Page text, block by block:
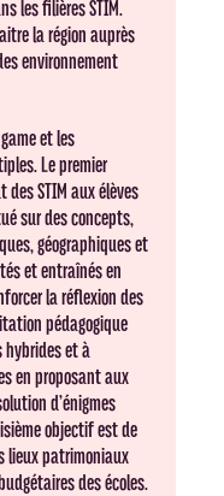
les filières STIM.
la région auprès
environnement
et les
Le premier
STIM aux élèves
sur des concepts,
géographiques et
et entraînés en
la réflexion des
pédagogique
hybrides et à
en proposant aux
d’énigmes
objectif est de
lieux patrimoniaux
des écoles.